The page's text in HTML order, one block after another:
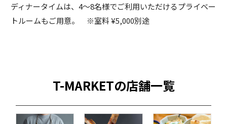
ディナータイムは、4～8名様でご利用いただけるプライベー
トルームもご用意。 ※室料 ¥5,000別途
T-MARKETの店舗一覧